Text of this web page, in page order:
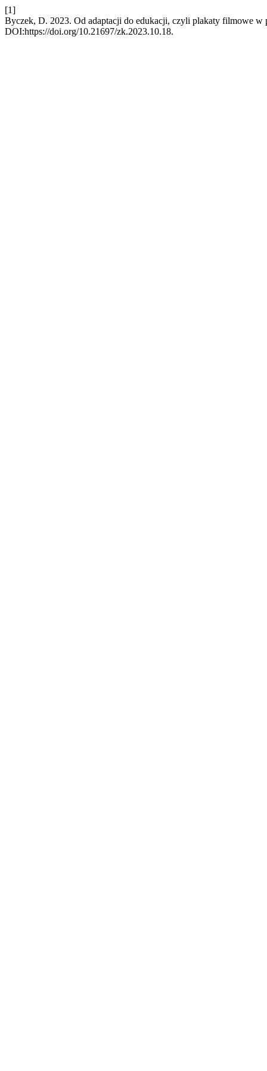
[1]
Byczek, D. 2023. Od adaptacji do edukacji, czyli plakaty filmowe w
DOI:https://doi.org/10.21697/zk.2023.10.18.